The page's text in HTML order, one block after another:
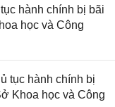
hành chính bị bãi
học và Công
tục hành chính bị
Khoa học và Công